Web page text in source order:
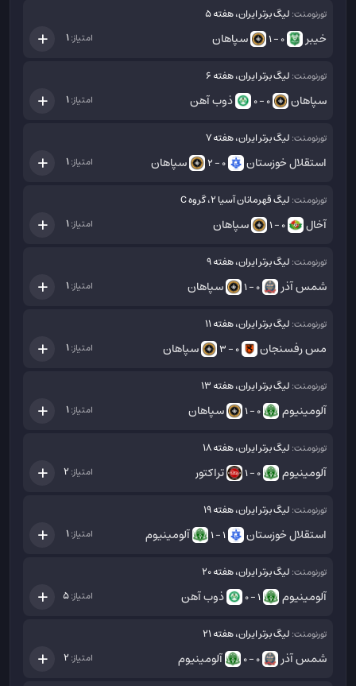
تورنومنت: لیگ برتر ایران، هفته 5
خیبر 0 - 1 سپاهان امتیاز:1
تورنومنت: لیگ برتر ایران، هفته 6
سپاهان 0 - 0 ذوب آهن امتیاز:1
تورنومنت: لیگ برتر ایران، هفته 7
استقلال خوزستان 0 - 2 سپاهان امتیاز:1
تورنومنت: لیگ قهرمانان آسیا 2، گروه C
آخال 0 - 1 سپاهان امتیاز:1
تورنومنت: لیگ برتر ایران، هفته 9
شمس آذر 0 - 1 سپاهان امتیاز:1
تورنومنت: لیگ برتر ایران، هفته 11
مس رفسنجان 0 - 3 سپاهان امتیاز:1
تورنومنت: لیگ برتر ایران، هفته 13
آلومینیوم 0 - 1 سپاهان امتیاز:1
تورنومنت: لیگ برتر ایران، هفته 18
آلومینیوم 0 - 1 تراکتور امتیاز: 2
تورنومنت: لیگ برتر ایران، هفته 19
استقلال خوزستان 1 - 1 آلومینیوم امتیاز:1
تورنومنت: لیگ برتر ایران، هفته 20
آلومینیوم 1 - 0 ذوب آهن امتیاز:5
تورنومنت: لیگ برتر ایران، هفته 21
شمس آذر 0 - 0 آلومینیوم امتیاز: 2